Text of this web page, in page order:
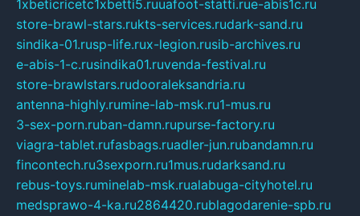
1xbeticricetc1xbetti5.ruuafoot-statti.rue-abis1c.ru
store-brawl-stars.rukts-services.rudark-sand.ru
sindika-01.rusp-life.rux-legion.rusib-archives.ru
e-abis-1-c.rusindika01.ruvenda-festival.ru
store-brawlstars.rudooraleksandria.ru
antenna-highly.rumine-lab-msk.ru1-mus.ru
3-sex-porn.ruban-damn.rupurse-factory.ru
viagra-tablet.rufasbags.ruadler-jun.rubandamn.ru
fincontech.ru3sexporn.ru1mus.rudarksand.ru
rebus-toys.ruminelab-msk.rualabuga-cityhotel.ru
medsprawo-4-ka.ru2864420.rublagodarenie-spb.ru